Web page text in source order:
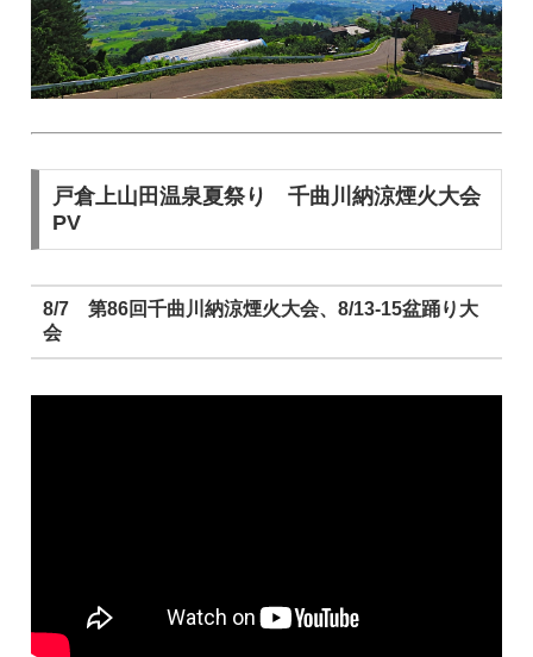
戸倉上山田温泉夏祭り 千曲川納涼煙火大会
PV
8/7 第86回千曲川納涼煙火大会、8/13-15盆踊り大
会